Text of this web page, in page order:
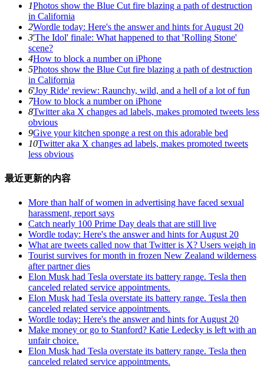
1Photos show the Blue Cut fire blazing a path of destruction
in California
2Wordle today: Here's the answer and hints for August 20
3'The Idol' finale: What happened to that 'Rolling Stone'
scene?
4How to block a number on iPhone
5Photos show the Blue Cut fire blazing a path of destruction
in California
6'Joy Ride' review: Raunchy, wild, and a hell of a lot of fun
7How to block a number on iPhone
8Twitter aka X changes ad labels, makes promoted tweets less
obvious
9Give your kitchen sponge a rest on this adorable bed
10Twitter aka X changes ad labels, makes promoted tweets
less obvious
最近更新的内容
More than half of women in advertising have faced sexual
harassment, report says
Catch nearly 100 Prime Day deals that are still live
Wordle today: Here's the answer and hints for August 20
What are tweets called now that Twitter is X? Users weigh in
Tourist survives for month in frozen New Zealand wilderness
after partner dies
Elon Musk had Tesla overstate its battery range. Tesla then
canceled related service appointments.
Elon Musk had Tesla overstate its battery range. Tesla then
canceled related service appointments.
Wordle today: Here's the answer and hints for August 20
Make money or go to Stanford? Katie Ledecky is left with an
unfair choice.
Elon Musk had Tesla overstate its battery range. Tesla then
canceled related service appointments.